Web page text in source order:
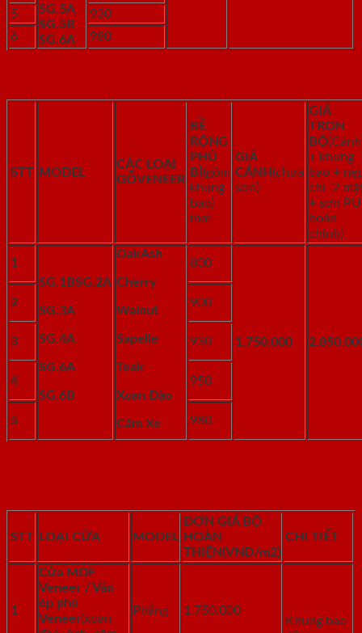
SG.5A
SG.5B
SG.6A
5
930
6
980
STT MODEL
CÁC LOẠI
GỖVENEER
BỀ
RỘNG
PHỦ
BÌ (gồm
khung
bao)
mm
GIÁ
CÁNH(chưa
sơn)
GIÁ
TRỌN
BỘ(Cánh
+ khung
bao +
chỉ 2
+ sơn PU
hoàn
chỉnh)
1
SG.1BSG.2A
SG.3A
SG.4A
SG.6A
SG.6B
OakAsh
Cherry
Walnut
Sapelle
Teak
Xoan Đào
Căm Xe
800
1.750.000
2 900
3 930
4 950
5 980
STT LOẠI CỬA MODEL
ĐƠN GIÁ BỘ
HOÀN
THIỆN(VNĐ/m2)
CHI TIẾT
1
Cửa MDF
Veneer / Ván
ép phủ
Veneer(xoan
Phẳng
1.750.000
Khung bao